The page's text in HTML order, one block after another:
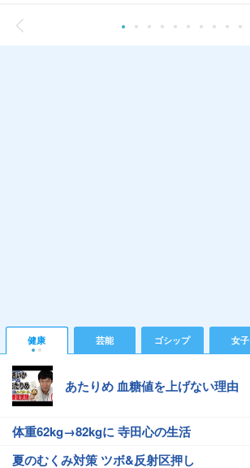
健康 芸能 ゴシップ 女子
あたりめ 血糖値を上げない理由
体重62kg→82kgに 寺田心の生活
夏のむくみ対策 ツボ&反射区押し